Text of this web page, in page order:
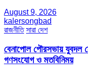
August 9, 2026
kalersongbad
রাজনীতি সারা দেশ
বেনাপোল পৌরসভায় যুবদল
গণসংযোগ ও মতবিনিময়